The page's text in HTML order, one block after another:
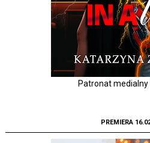
Patronat medialny
PREMIERA